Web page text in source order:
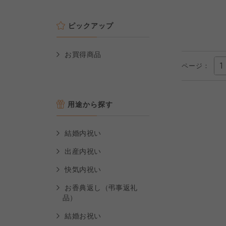
ピックアップ
お買得商品
用途から探す
結婚内祝い
出産内祝い
快気内祝い
お香典返し（弔事返礼
品）
結婚お祝い
ページ：